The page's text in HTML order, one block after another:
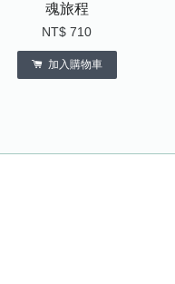
魂旅程
NT$ 710
加入購物車